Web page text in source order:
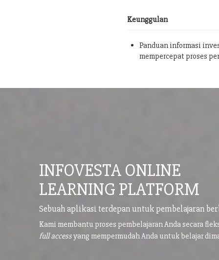
Keunggulan
Panduan informasi
mempercepat proses
INFOVESTA ONLINE
LEARNING PLATFORM
Sebuah aplikasi terdepan untuk pembelajaran
Kami membantu proses pembelajaran Anda secara
full accessyang mempermudah Anda untuk belajar